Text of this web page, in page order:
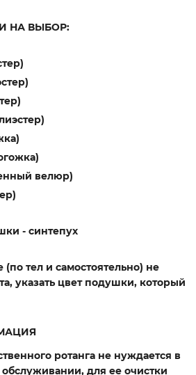
НА ВЫБОР:
велюр)
- синтепух
(по тел и самостоятельно) не
указать цвет подушки, который
ротанга не нуждается в
для ее очистки